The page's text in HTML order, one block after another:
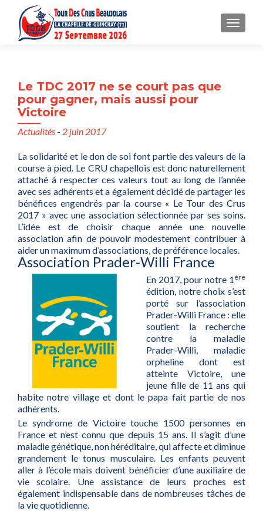
MENU
Le TDC 2017 ne se court pas que
pour gagner, mais aussi pour
Victoire
Actualités - 2 juin 2017
La solidarité et le don de soi font partie des valeurs de la
course à pied. Le CRU chapellois est donc naturellement
attaché à respecter ces valeurs tout au long de l’année
avec ses adhérents et a également décidé de partager les
bénéfices engendrés par la course « Le Tour des Crus
2017 » avec une association sélectionnée par ses soins.
L’idée est de choisir chaque année une nouvelle
association afin de pouvoir modestement contribuer à
aider un maximum d’associations, de préférence locales.
Association Prader-Willi France
En 2017, pour notre 1 ère
édition, notre choix s’est
porté sur l’association
Prader-Willi France : elle
soutient la recherche
contre la maladie
Prader-Willi, maladie
orpheline dont est
atteinte Victoire, une
jeune fille de 11 ans qui
habite notre village et dont le papa fait partie de nos
adhérents.
Le syndrome de Victoire touche 1500 personnes en
France et n’est connu que depuis 15 ans. Il s’agit d’une
maladie génétique, non héréditaire, qui affecte et diminue
grandement le tonus musculaire. Les enfants peuvent
aller à l’école mais doivent bénéficier d’une auxiliaire de
vie scolaire. Une assistance de leurs proches est
également indispensable dans de nombreuses tâches de
la vie quotidienne.